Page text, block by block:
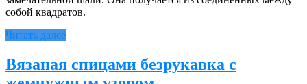
собой квадратов.
Читать далее
Вязаная спицами безрукавка с